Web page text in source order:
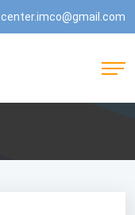
center.imco@gmail.com